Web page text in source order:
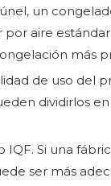
un
aire
más
de uso del
dividirlos
Si una
ser más